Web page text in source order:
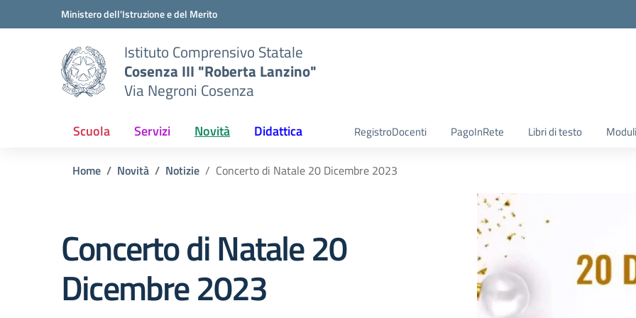
Vai ai contenuti
Vai al menu di navigazioneMinistero dell'Istruzione e del Merito
Istituto Comprensivo Statale
Cosenza III "Roberta Lanzino"
Via Negroni Cosenza
Scuola Servizi Novità Didattica RegistroDocenti PagoInRete Libri di testo
Home Novità Notizie Concerto di Natale 20 Dicembre 2023
Concerto di Natale 20
Dicembre 2023